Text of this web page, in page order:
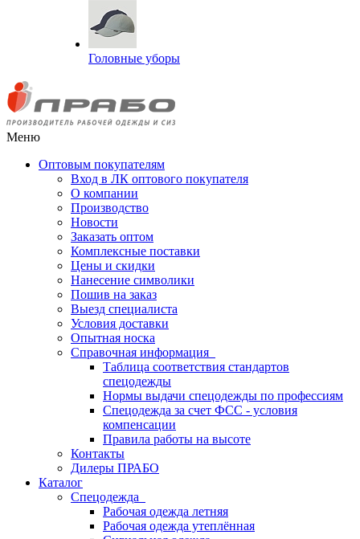
Головные уборы
Меню
Оптовым покупателям
Вход в ЛК оптового покупателя
О компании
Производство
Новости
Заказать оптом
Комплексные поставки
Цены и скидки
Нанесение символики
Пошив на заказ
Выезд специалиста
Условия доставки
Опытная носка
Справочная информация
Таблица соответствия стандартов
спецодежды
Нормы выдачи спецодежды по профессиям
Спецодежда за счет ФСС - условия
компенсации
Правила работы на высоте
Контакты
Дилеры ПРАБО
Каталог
Спецодежда
Рабочая одежда летняя
Рабочая одежда утеплённая